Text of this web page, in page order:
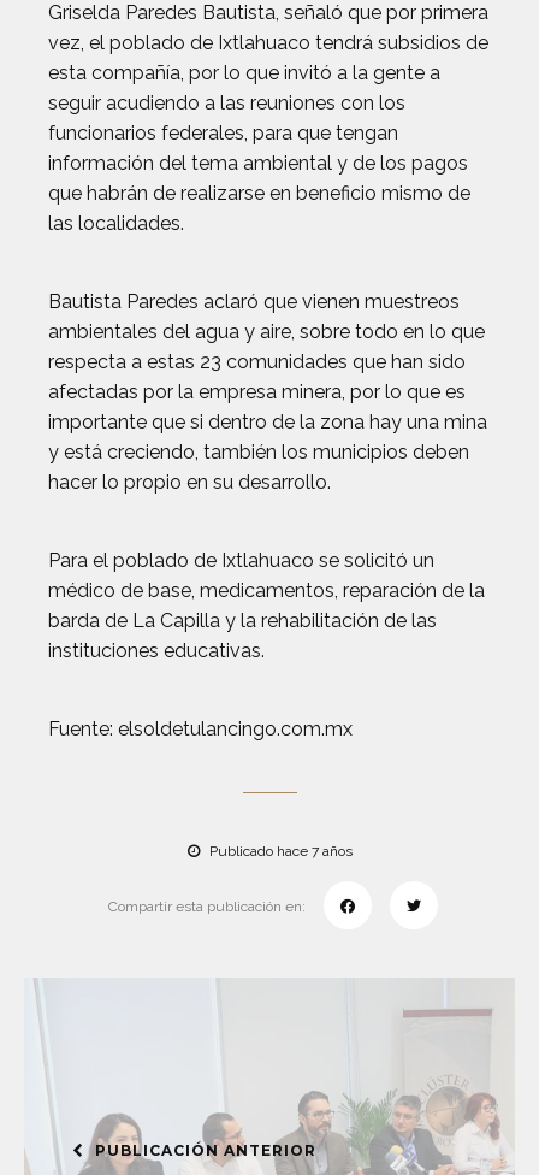
Griselda Paredes Bautista, señaló que por primera
vez, el poblado de Ixtlahuaco tendrá subsidios de
esta compañía, por lo que invitó a la gente a
seguir acudiendo a las reuniones con los
funcionarios federales, para que tengan
información del tema ambiental y de los pagos
que habrán de realizarse en beneficio mismo de
las localidades.
Bautista Paredes aclaró que vienen muestreos
ambientales del agua y aire, sobre todo en lo que
respecta a estas 23 comunidades que han sido
afectadas por la empresa minera, por lo que es
importante que si dentro de la zona hay una mina
y está creciendo, también los municipios deben
hacer lo propio en su desarrollo.
Para el poblado de Ixtlahuaco se solicitó un
médico de base, medicamentos, reparación de la
barda de La Capilla y la rehabilitación de las
instituciones educativas.
Fuente: elsoldetulancingo.com.mx
Publicado hace 7 años
Compartir esta publicación en:
PUBLICACIÓN ANTERIOR